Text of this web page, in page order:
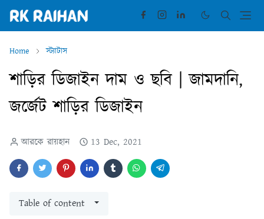
Home স্ট্যাটাস
শাড়ির ডিজাইন দাম ও ছবি | জামদানি,
জর্জেট শাড়ির ডিজাইন
আরকে রায়হান 13 Dec, 2021
Table of content